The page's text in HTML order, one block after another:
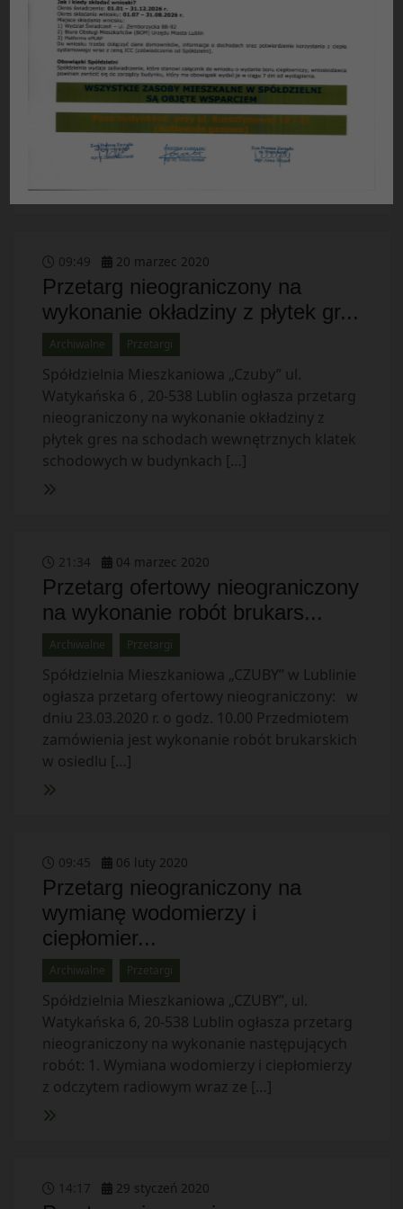
wykonanie okładziny z płytek gr...
Archiwalne Przetargi
Spółdzielnia Mieszkaniowa „Czuby” ul.
Watykańska 6 , 20-538 Lublin ogłasza przetarg
nieograniczony na wykonanie okładziny z
płytek gres na schodach wewnętrznych klatek
schodowych w budynkach […]
09 49 20 marzec 2020
Przetarg nieograniczony na
wykonanie okładziny z płytek gr...
Archiwalne Przetargi
Spółdzielnia Mieszkaniowa „Czuby” ul.
Watykańska 6 , 20-538 Lublin ogłasza przetarg
nieograniczony na wykonanie okładziny z
płytek gres na schodach wewnętrznych klatek
schodowych w budynkach […]
21 34 04 marzec 2020
Przetarg ofertowy nieograniczony
na wykonanie robót brukars...
Archiwalne Przetargi
Spółdzielnia Mieszkaniowa „CZUBY” w Lublinie
ogłasza przetarg ofertowy nieograniczony: w
dniu 23.03.2020 r. o godz. 10.00 Przedmiotem
zamówienia jest wykonanie robót brukarskich
w osiedlu […]
09 45 06 luty 2020
Przetarg nieograniczony na
wymianę wodomierzy i
ciepłomier...
Archiwalne Przetargi
Spółdzielnia Mieszkaniowa „CZUBY”, ul.
Watykańska 6, 20-538 Lublin ogłasza przetarg
nieograniczony na wykonanie następujących
robót: 1. Wymiana wodomierzy i ciepłomierzy
z odczytem radiowym wraz ze […]
14 17 29 styczeń 2020